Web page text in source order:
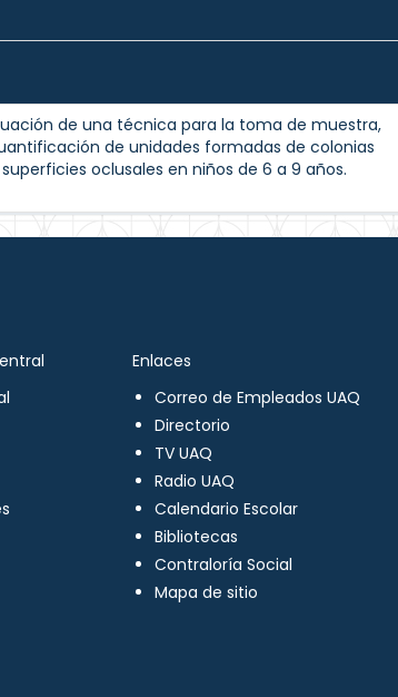
de una técnica para la toma de muestra,
de unidades formadas de colonias
oclusales en niños de 6 a 9 años.
Enlaces
Correo de Empleados UAQ
Directorio
TV UAQ
Radio UAQ
Calendario Escolar
Bibliotecas
Contraloría Social
Mapa de sitio